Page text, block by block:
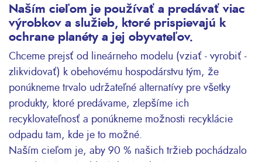
Naším cieľom je používať a predávať viac
výrobkov a služieb, ktoré prispievajú k
ochrane planéty a jej obyvateľov.
Chceme prejsť od lineárneho modelu (vziať - vyrobiť -
zlikvidovať) k obehovému hospodárstvu tým, že
ponúkneme trvalo udržateľné alternatívy pre všetky
produkty, ktoré predávame, zlepšíme ich
recyklovateľnosť a ponúkneme možnosti recyklácie
odpadu tam, kde je to možné.
Naším cieľom je, aby 90 % našich tržieb pochádzalo